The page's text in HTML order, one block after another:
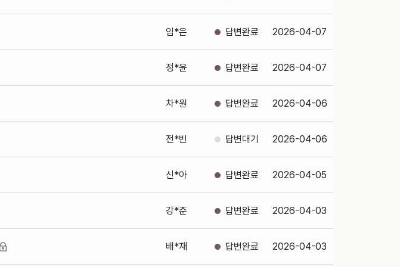
임*은 2026-04-07
정*윤 2026-04-07
차*원 2026-04-06
전*빈 2026-04-06
신*아 2026-04-05
강*준 2026-04-03
배*재 2026-04-03